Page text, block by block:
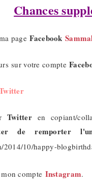
Chances
pageFacebook
sur votre compte
Twitteren copiant/
de remporter
2014/10/happy-
compte Instagram.